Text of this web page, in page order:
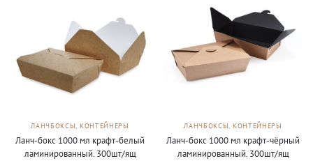
ЛАНЧБОКСЫ, КОНТЕЙНЕРЫ
Ланч-бокс 1000 мл крафт-белый
ламинированный. 300шт/ящ
ЛАНЧБОКСЫ, КОНТЕЙНЕРЫ
Ланч-бокс 1000 мл крафт-чёрный
ламинированный. 300шт/ящ